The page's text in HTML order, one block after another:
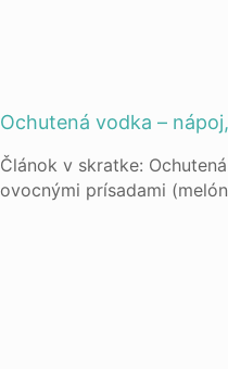
Ochutená vodka –
Článok v skratke:
ovocnými prísadami